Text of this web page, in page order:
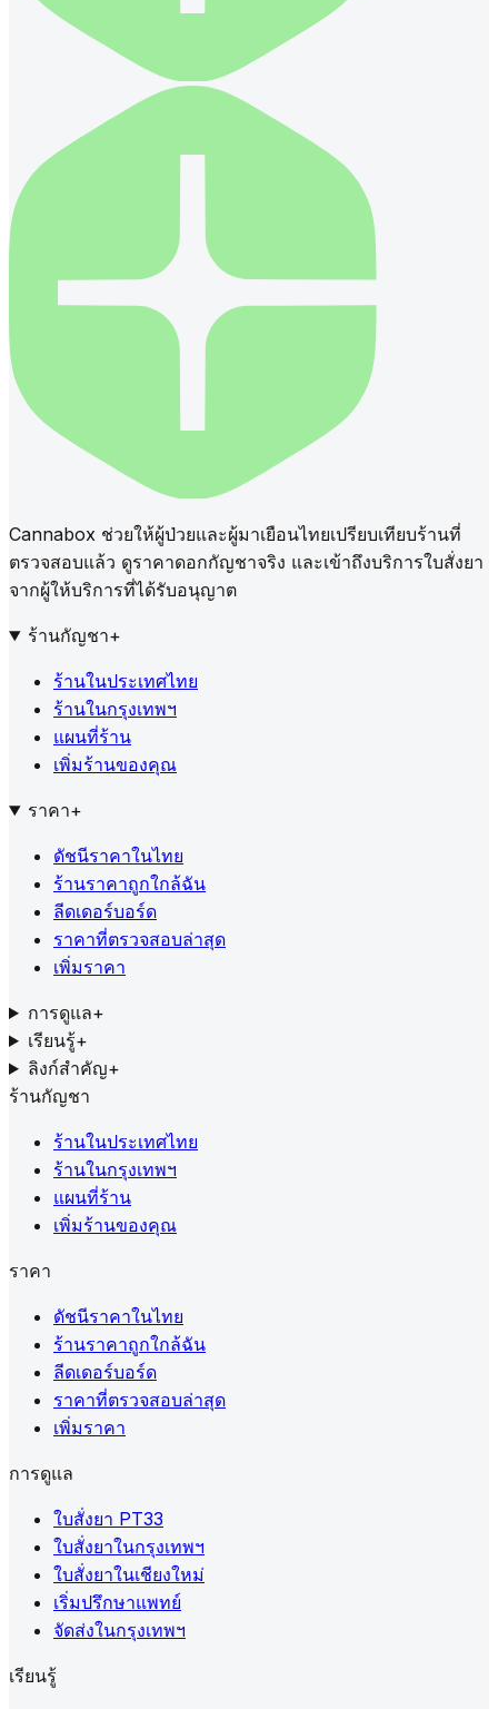
Cannabox ช่วยให้ผู้ป่วยและผู้มาเยือนไทยเปรียบเทียบร้านที่
ตรวจสอบแล้ว ดูราคาดอกกัญชาจริง และเข้าถึงบริการใบสั่งยา
จากผู้ให้บริการที่ได้รับอนุญาต
ร้านกัญชา+
ร้านในประเทศไทย
ร้านในกรุงเทพฯ
แผนที่ร้าน
เพิ่มร้านของคุณ
ราคา+
ดัชนีราคาในไทย
ร้านราคาถูกใกล้ฉัน
ลีดเดอร์บอร์ด
ราคาที่ตรวจสอบล่าสุด
เพิ่มราคา
การดูแล+
เรียนรู้+
ลิงก์สำคัญ+
ร้านกัญชา
ร้านในประเทศไทย
ร้านในกรุงเทพฯ
แผนที่ร้าน
เพิ่มร้านของคุณ
ราคา
ดัชนีราคาในไทย
ร้านราคาถูกใกล้ฉัน
ลีดเดอร์บอร์ด
ราคาที่ตรวจสอบล่าสุด
เพิ่มราคา
การดูแล
ใบสั่งยา PT33
ใบสั่งยาในกรุงเทพฯ
ใบสั่งยาในเชียงใหม่
เริ่มปรึกษาแพทย์
จัดส่งในกรุงเทพฯ
เรียนรู้